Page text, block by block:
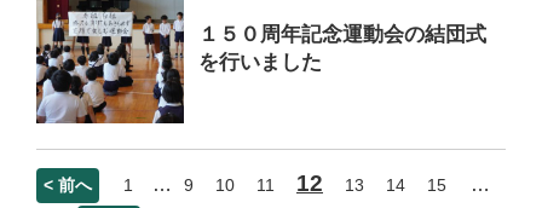
１５０周年記念運動会の結団式
を行いました
< 前へ 1 … 9 10 11 12 13 14 15 …